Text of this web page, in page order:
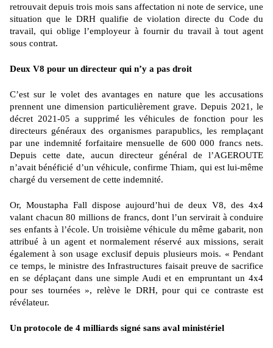
retrouvait depuis trois mois sans affectation ni note de service, une
situation que le DRH qualifie de violation directe du Code du
travail, qui oblige l’employeur à fournir du travail à tout agent
sous contrat.
Deux V8 pour un directeur qui n’y a pas droit
C’est sur le volet des avantages en nature que les accusations
prennent une dimension particulièrement grave. Depuis 2021, le
décret 2021-05 a supprimé les véhicules de fonction pour les
directeurs généraux des organismes parapublics, les remplaçant
par une indemnité forfaitaire mensuelle de 600 000 francs nets.
Depuis cette date, aucun directeur général de l’AGEROUTE
n’avait bénéficié d’un véhicule, confirme Thiam, qui est lui-même
chargé du versement de cette indemnité.
Or, Moustapha Fall dispose aujourd’hui de deux V8, des 4x4
valant chacun 80 millions de francs, dont l’un servirait à conduire
ses enfants à l’école. Un troisième véhicule du même gabarit, non
attribué à un agent et normalement réservé aux missions, serait
également à son usage exclusif depuis plusieurs mois. « Pendant
ce temps, le ministre des Infrastructures faisait preuve de sacrifice
en se déplaçant dans une simple Audi et en empruntant un 4x4
pour ses tournées », relève le DRH, pour qui ce contraste est
révélateur.
Un protocole de 4 milliards signé sans aval ministériel